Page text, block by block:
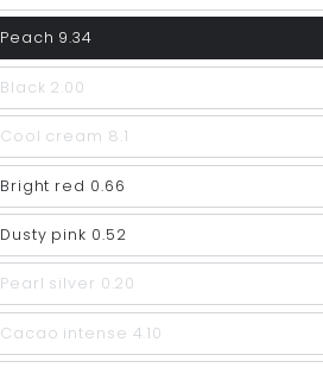
Peach 9.34
Black 2.00
Cool cream 8.1
Bright red 0.66
Dusty pink 0.52
Pearl silver 0.20
Cacao intense 4.10